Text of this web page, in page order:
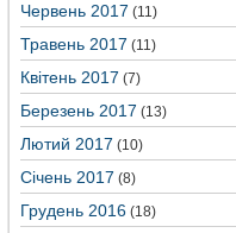
Червень 2017 (11)
Травень 2017 (11)
Квітень 2017 (7)
Березень 2017 (13)
Лютий 2017 (10)
Січень 2017 (8)
Грудень 2016 (18)